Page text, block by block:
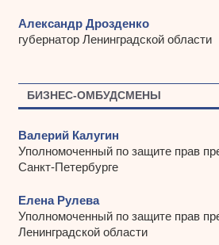
Александр Дрозденко
губернатор Ленинградской области
БИЗНЕС-ОМБУДСМЕНЫ
Валерий Калугин
Уполномоченный по защите прав
Санкт-Петербурге
Елена Рулева
Уполномоченный по защите прав
Ленинградской области